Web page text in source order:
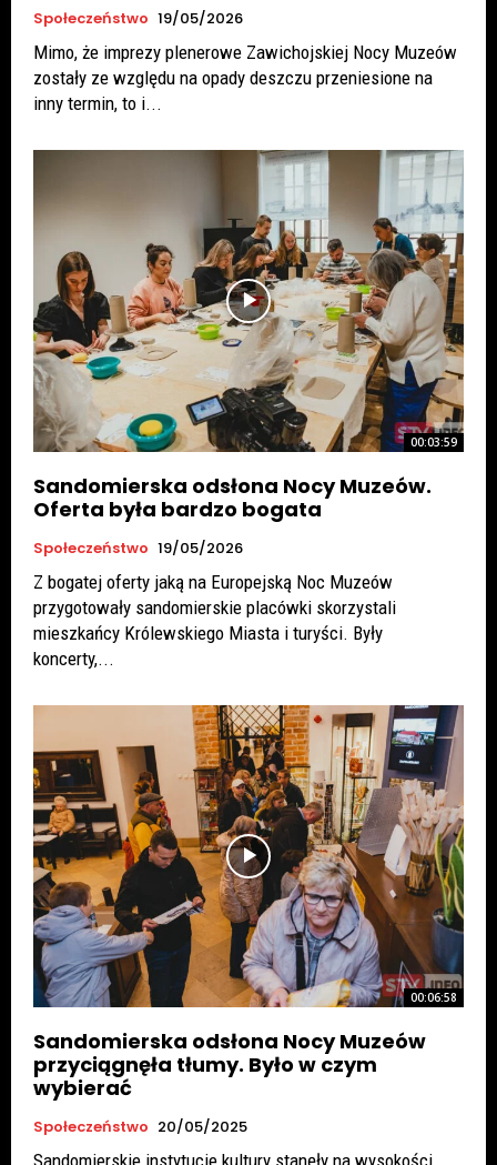
Społeczeństwo 19/05/2026
Mimo, że imprezy plenerowe Zawichojskiej Nocy Muzeów
zostały ze względu na opady deszczu przeniesione na
inny termin, to i...
00:03:59
Sandomierska odsłona Nocy Muzeów.
Oferta była bardzo bogata
Społeczeństwo 19/05/2026
Z bogatej oferty jaką na Europejską Noc Muzeów
przygotowały sandomierskie placówki skorzystali
mieszkańcy Królewskiego Miasta i turyści. Były
koncerty,...
00:06:58
Sandomierska odsłona Nocy Muzeów
przyciągnęła tłumy. Było w czym
wybierać
Społeczeństwo 20/05/2025
Sandomierskie instytucje kultury stanęły na wysokości